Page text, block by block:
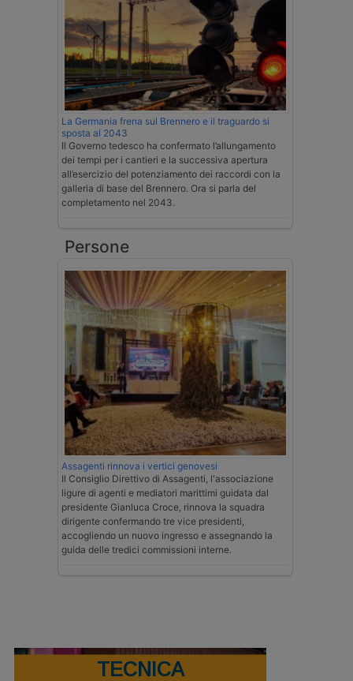
La Germania frena sul Brennero e il traguardo si
sposta al 2043
Il Governo tedesco ha confermato l’allungamento
dei tempi per i cantieri e la successiva apertura
all’esercizio del potenziamento dei raccordi con la
galleria di base del Brennero. Ora si parla del
completamento nel 2043.
Persone
Assagenti rinnova i vertici genovesi
Il Consiglio Direttivo di Assagenti, l'associazione
ligure di agenti e mediatori marittimi guidata dal
presidente Gianluca Croce, rinnova la squadra
dirigente confermando tre vice presidenti,
accogliendo un nuovo ingresso e assegnando la
guida delle tredici commissioni interne.
TECNICA